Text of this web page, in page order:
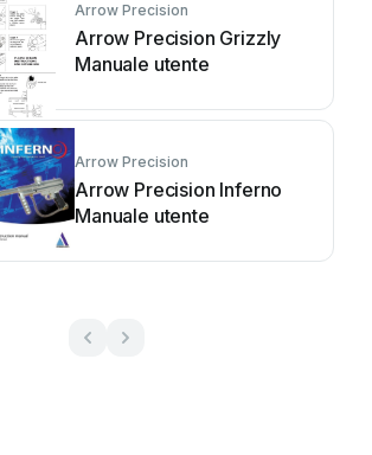
Arrow Precision
Arrow Precision Grizzly
Manuale utente
Arrow Precision
Arrow Precision Inferno
Manuale utente